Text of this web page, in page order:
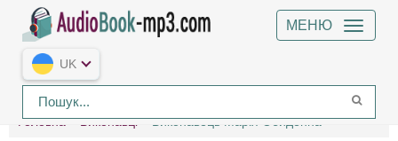
МЕНЮ
UK
Головна Виконавці Виконавець Марія Обиденна